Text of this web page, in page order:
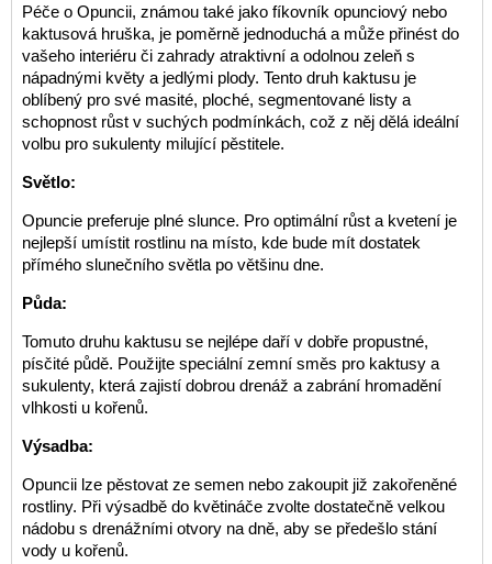
Péče o Opuncii, známou také jako fíkovník opunciový nebo
kaktusová hruška, je poměrně jednoduchá a může přinést do
vašeho interiéru či zahrady atraktivní a odolnou zeleň s
nápadnými květy a jedlými plody. Tento druh kaktusu je
oblíbený pro své masité, ploché, segmentované listy a
schopnost růst v suchých podmínkách, což z něj dělá ideální
volbu pro sukulenty milující pěstitele.
Světlo:
Opuncie preferuje plné slunce. Pro optimální růst a kvetení je
nejlepší umístit rostlinu na místo, kde bude mít dostatek
přímého slunečního světla po většinu dne.
Půda:
Tomuto druhu kaktusu se nejlépe daří v dobře propustné,
písčité půdě. Použijte speciální zemní směs pro kaktusy a
sukulenty, která zajistí dobrou drenáž a zabrání hromadění
vlhkosti u kořenů.
Výsadba:
Opuncii lze pěstovat ze semen nebo zakoupit již zakořeněné
rostliny. Při výsadbě do květináče zvolte dostatečně velkou
nádobu s drenážními otvory na dně, aby se předešlo stání
vody u kořenů.